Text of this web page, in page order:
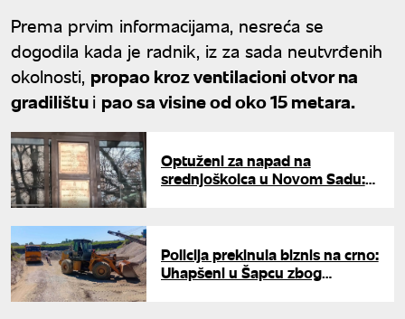
Prema prvim informacijama, nesreća se
dogodila kada je radnik, iz za sada neutvrđenih
okolnosti, propao kroz ventilacioni otvor na
gradilištui pao sa visine od oko 15 metara.
Optuženi za napad na
srednjoškolca u Novom Sadu:
Policija prekinula biznis na crno:
Uhapšeni u Šapcu zbog